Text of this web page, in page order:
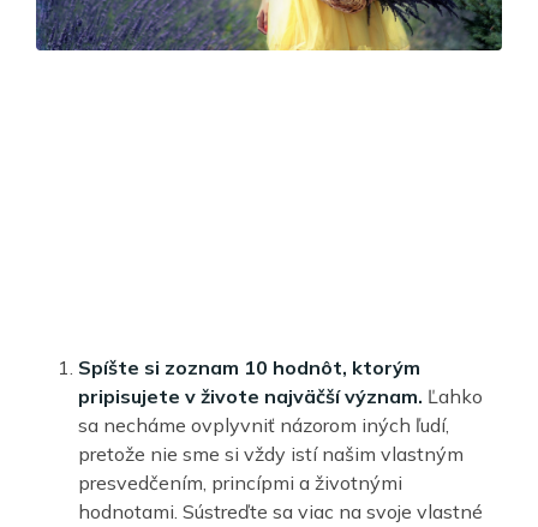
Spíšte si zoznam 10 hodnôt, ktorým
pripisujete v živote najväčší význam. Ľahko
sa necháme ovplyvniť názorom iných ľudí,
pretože nie sme si vždy istí našim vlastným
presvedčením, princípmi a životnými
hodnotami. Sústreďte sa viac na svoje vlastné